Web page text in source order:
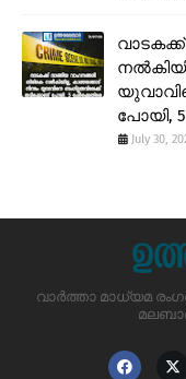
പോയി,
July 30,
വാർത്താ മാധ്യമ